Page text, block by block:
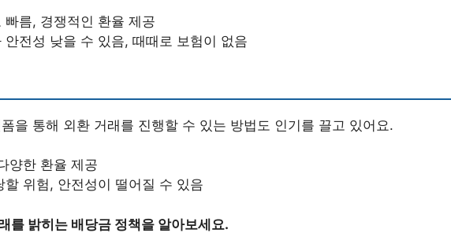
빠름, 경쟁적인 환율 제공
안전성 낮을 수 있음, 때때로 보험이 없음
을 통해 외환 거래를 진행할 수 있는 방법도 인기를 끌고 있어요.
양한 환율 제공
할 위험, 안전성이 떨어질 수 있음
를 밝히는 배당금 정책을 알아보세요.